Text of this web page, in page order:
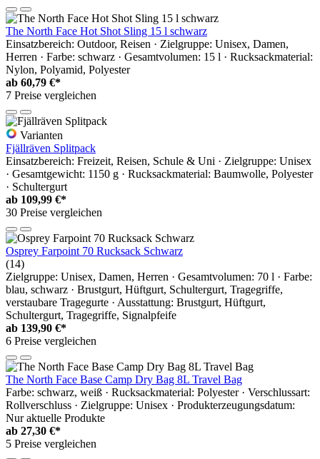
The North Face Hot Shot Sling 15 l schwarz
Einsatzbereich: Outdoor, Reisen · Zielgruppe: Unisex, Damen,
Herren · Farbe: schwarz · Gesamtvolumen: 15 l · Rucksackmaterial:
Nylon, Polyamid, Polyester
ab 60,79 €*
7 Preise vergleichen
Varianten
Fjällräven Splitpack
Einsatzbereich: Freizeit, Reisen, Schule & Uni · Zielgruppe: Unisex
· Gesamtgewicht: 1150 g · Rucksackmaterial: Baumwolle, Polyester
· Schultergurt
ab 109,99 €*
30 Preise vergleichen
Osprey Farpoint 70 Rucksack Schwarz
(14)
Zielgruppe: Unisex, Damen, Herren · Gesamtvolumen: 70 l · Farbe:
blau, schwarz · Brustgurt, Hüftgurt, Schultergurt, Tragegriffe,
verstaubare Tragegurte · Ausstattung: Brustgurt, Hüftgurt,
Schultergurt, Tragegriffe, Signalpfeife
ab 139,90 €*
6 Preise vergleichen
The North Face Base Camp Dry Bag 8L Travel Bag
Farbe: schwarz, weiß · Rucksackmaterial: Polyester · Verschlussart:
Rollverschluss · Zielgruppe: Unisex · Produkterzeugungsdatum:
Nur aktuelle Produkte
ab 27,30 €*
5 Preise vergleichen